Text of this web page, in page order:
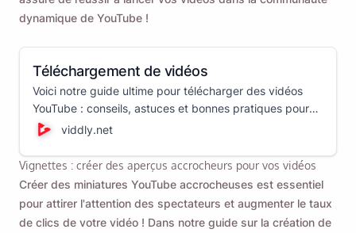
dynamique de YouTube !
Téléchargement de vidéos
Voici notre guide ultime pour télécharger des vidéos
YouTube : conseils, astuces et bonnes pratiques pour
réussir - tout ce que vous devez savoir en un seul
viddly.net
Vignettes : créer des aperçus accrocheurs pour vos vidéos
Créer des miniatures YouTube accrocheuses est essentiel
pour attirer l'attention des spectateurs et augmenter le taux
de clics de votre vidéo ! Dans notre guide sur la création de